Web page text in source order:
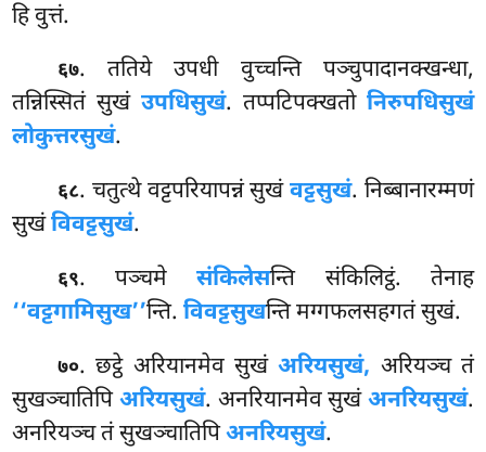
हि वुत्तं.
६७. ततियेउपधी वुच्चन्ति पञ्चुपादानक्खन्धा,
तन्निस्सितं सुखं उपधिसुखं. तप्पटिपक्खतो निरुपधिसुखं
लोकुत्तरसुखं.
६८. चतुत्थे वट्टपरियापन्नं सुखंवट्टसुखं. निब्बानारम्मणं
सुखंविवट्टसुखं.
६९. पञ्चमेसंकिलेसन्ति संकिलिट्ठं. तेनाह
‘‘वट्टगामिसुख’’न्ति.विवट्टसुखन्ति मग्गफलसहगतं सुखं.
७०. छट्ठे अरियानमेव सुखंअरियसुखं, अरियञ्च तं
सुखञ्चातिपिअरियसुखं. अनरियानमेव सुखंअनरियसुखं.
अनरियञ्च तं सुखञ्चातिपिअनरियसुखं.